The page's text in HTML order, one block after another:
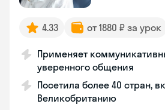
4.33 от 1880 ₽ за урок
Применяет
уверенного общения
Посетила более 40 стран,
Великобританию